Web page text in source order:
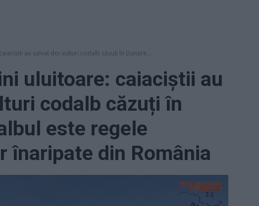
au salvat doi vulturi codalb căzuți în Dunăre....
uluitoare: caiaciștii au
codalb căzuți în
este regele
înaripate din România